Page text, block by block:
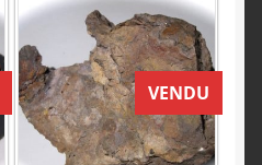
VENDU